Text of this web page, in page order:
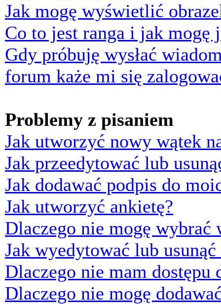
Jak mogę wyświetlić
Co to jest ranga i jak mogę
Gdy próbuję wysłać
forum każe mi się
Problemy z pisaniem
Jak utworzyć nowy wątek
Jak przeedytować lub
Jak dodawać podpis do
Jak utworzyć ankietę?
Dlaczego nie mogę wybrać
Jak wyedytować lub usunąć
Dlaczego nie mam dostępu
Dlaczego nie mogę